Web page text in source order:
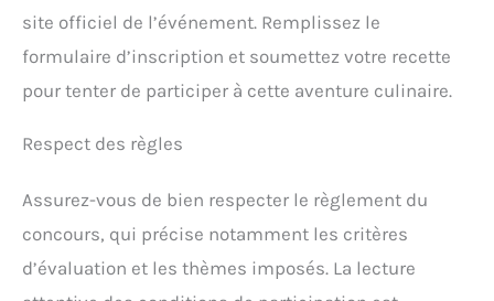
site officiel de l’événement. Remplissez le
formulaire d’inscription et soumettez votre recette
pour tenter de participer à cette aventure culinaire.
Respect des règles
Assurez-vous de bien respecter le règlement du
concours, qui précise notamment les critères
d’évaluation et les thèmes imposés. La lecture